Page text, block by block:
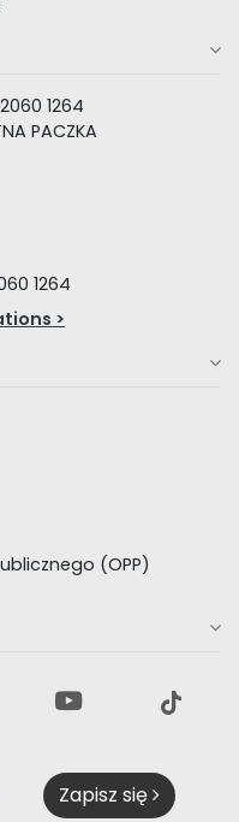
1264
PACZKA
1264
>
(OPP)
Zapisz się